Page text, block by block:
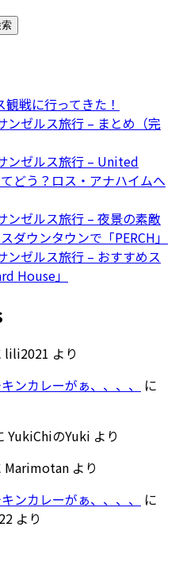
戦に行ってきた！
ンゼルス旅行 – まとめ（完
ンゼルス旅行 – United
どう？ロス・アナハイムへ
ンゼルス旅行 – 夜景の素敵
ダウンタウンで「PERCH」
ンゼルス旅行 – おすすめス
House」
lili2021 より
ンカレーがぁ、、、、
に
YukiChiのYuki より
Marimotan より
ンカレーがぁ、、、、
に
より